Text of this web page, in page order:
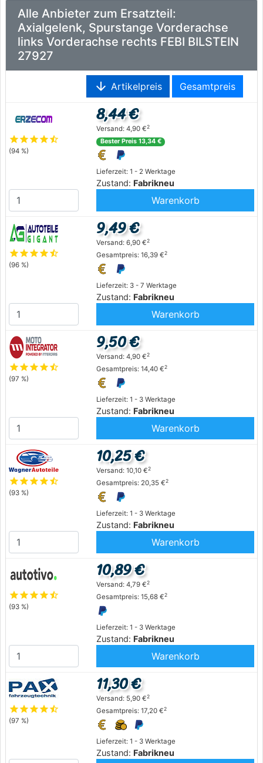
Alle Anbieter zum Ersatzteil:
Axialgelenk, Spurstange Vorderachse
links Vorderachse rechts FEBI BILSTEIN
27927
arrow_downward Artikelpreis Gesamtpreis
starstarstarstarstar_half
(94 %)
Lieferzeit: 1 - 2 Werktage
Zustand: Fabrikneu
8,44 €
Versand: 4,90 €2
Bester Preis 13,34 €
Warenkorb
starstarstarstarstar_half
(96 %)
Lieferzeit: 3 - 7 Werktage
Zustand: Fabrikneu
9,49 €
Versand: 6,90 €2
Gesamtpreis: 16,39 €2
Warenkorb
starstarstarstarstar_half
(97 %)
Lieferzeit: 1 - 3 Werktage
Zustand: Fabrikneu
9,50 €
Versand: 4,90 €2
Gesamtpreis: 14,40 €2
Warenkorb
starstarstarstarstar_half
(93 %)
Lieferzeit: 1 - 3 Werktage
Zustand: Fabrikneu
10,25 €
Versand: 10,10 €2
Gesamtpreis: 20,35 €2
Warenkorb
starstarstarstarstar_half
(93 %)
Lieferzeit: 1 - 3 Werktage
Zustand: Fabrikneu
10,89 €
Versand: 4,79 €2
Gesamtpreis: 15,68 €2
Warenkorb
starstarstarstarstar_half
(97 %)
Lieferzeit: 1 - 3 Werktage
Zustand: Fabrikneu
11,30 €
Versand: 5,90 €2
Gesamtpreis: 17,20 €2